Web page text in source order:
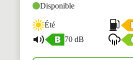
Disponible
Été
70 dB